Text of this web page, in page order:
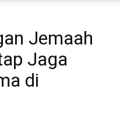
Jemaah
Jaga
di